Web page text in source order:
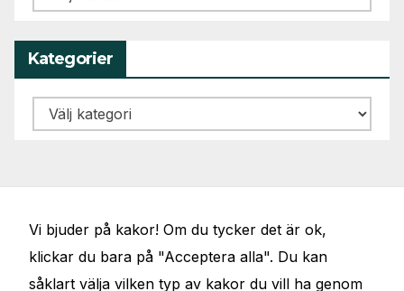
Kategorier
Kategorier
Vi bjuder på kakor! Om du tycker det är ok,
klickar du bara på "Acceptera alla". Du kan
såklart välja vilken typ av kakor du vill ha genom